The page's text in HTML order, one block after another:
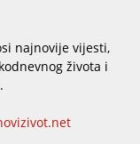
najnovije vijesti,
života i